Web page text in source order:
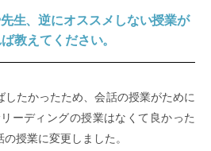
生、逆にオススメしない授業が
教えてください。
たかったため、会話の授業がために
ーディングの授業はなくて良かった
授業に変更しました。